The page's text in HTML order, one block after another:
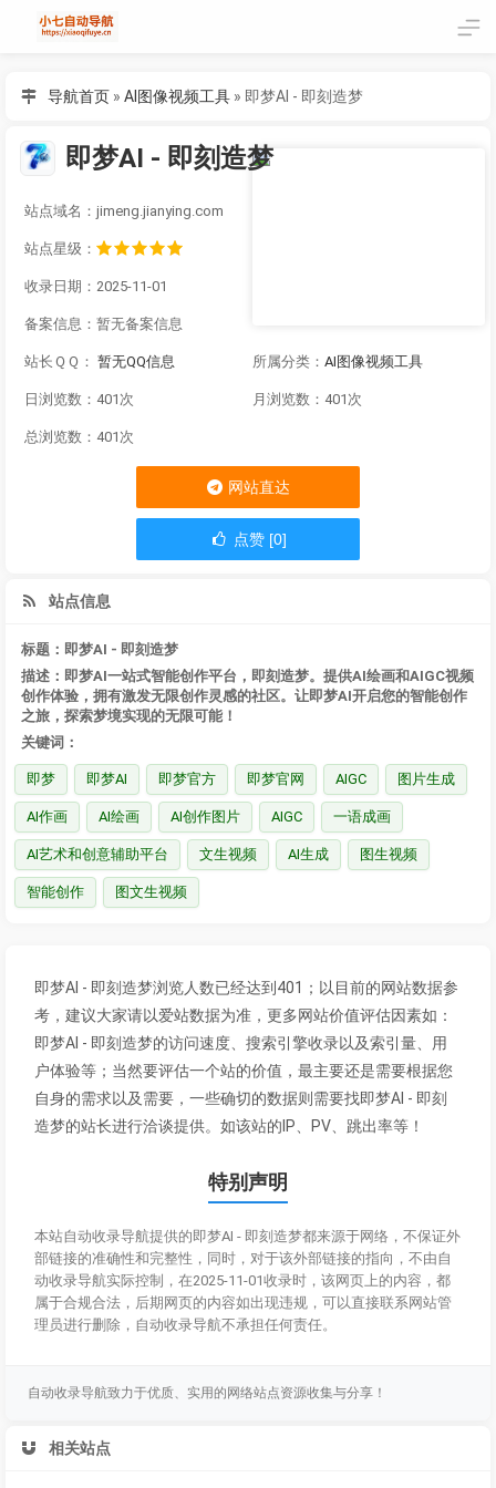
导航首页 » AI图像视频工具 » 即梦AI - 即刻造梦
即梦AI - 即刻造梦
站点域名：jimeng.jianying.com
站点星级：
收录日期：2025-11-01
备案信息： 暂无备案信息
站长ＱＱ： 暂无QQ信息 所属分类： AI图像视频工具
日浏览数：401次 月浏览数：401次
总浏览数：401次
网站直达
点赞 [0]
站点信息
标题：即梦AI - 即刻造梦
描述：即梦AI一站式智能创作平台，即刻造梦。提供AI绘画和AIGC视频
创作体验，拥有激发无限创作灵感的社区。让即梦AI开启您的智能创作
之旅，探索梦境实现的无限可能！
关键词：
即梦 即梦AI 即梦官方 即梦官网 AIGC 图片生成
AI作画 AI绘画 AI创作图片 AIGC 一语成画
AI艺术和创意辅助平台 文生视频 AI生成 图生视频
智能创作 图文生视频
即梦AI - 即刻造梦浏览人数已经达到401；以目前的网站数据参
考，建议大家请以爱站数据为准，更多网站价值评估因素如：
即梦AI - 即刻造梦的访问速度、搜索引擎收录以及索引量、用
户体验等；当然要评估一个站的价值，最主要还是需要根据您
自身的需求以及需要，一些确切的数据则需要找即梦AI - 即刻
造梦的站长进行洽谈提供。如该站的IP、PV、跳出率等！
特别声明
本站自动收录导航提供的即梦AI - 即刻造梦都来源于网络，不保证外
部链接的准确性和完整性，同时，对于该外部链接的指向，不由自
动收录导航实际控制，在2025-11-01收录时，该网页上的内容，都
属于合规合法，后期网页的内容如出现违规，可以直接联系网站管
理员进行删除，自动收录导航不承担任何责任。
自动收录导航致力于优质、实用的网络站点资源收集与分享！
相关站点